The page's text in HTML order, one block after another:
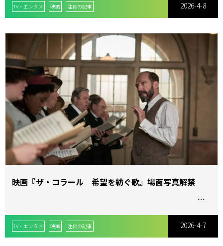
TV・エンタメ 映画 注目の記事 2026-4-8
映画『ザ・コラール 希望を紡ぐ歌』場面写真解禁
TV・エンタメ 映画 注目の記事 2026-4-7